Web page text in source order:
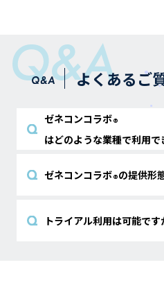
よくあるご
ゼネコンコラボ®
はどのような業種で利用で
ービスです。
作業情報管理機能は施工管理業
ゼネコンコラボ®の提供形
トライアル利用は可能です